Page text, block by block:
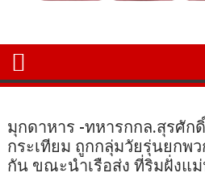
มุกดาหาร​ -​ทหารกกล.สุรศัก
กระเทียม ถูกกลุ่มวัยรุ่นยกพ
กัน ขณะนำเรือส่ง ที่ริมฝั่งแ